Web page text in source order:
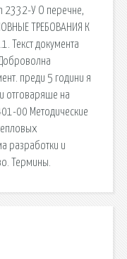
2332-У О перечне,
ТРЕБОВАНИЯ К
Текст документа
преди 5 години я
отговаряше на
00 Методические
разработки и
Термины.